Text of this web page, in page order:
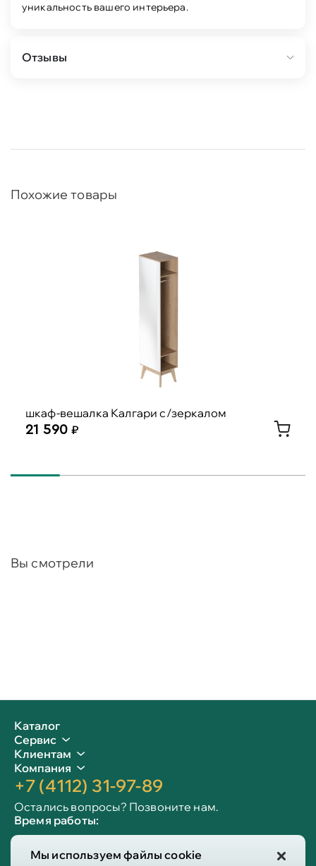
Мы используем файлы cookie
уникальность вашего интерьера.
Отзывы
Похожие товары
шкаф-вешалка Калгари с/зеркалом
21 590
Вы смотрели
Каталог
Сервис
Клиентам
Компания
+7 (4112) 31-97-89
Остались вопросы? Позвоните нам.
Время работы:
Сб-вс: 10:00 - 19:00